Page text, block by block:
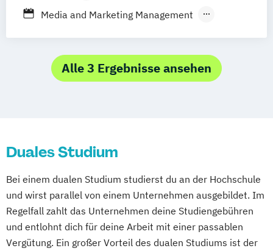
Berufsbegleitendes Präsenzstudium
Media and Marketing Management
Alle 3 Ergebnisse ansehen
Duales Studium
Bei einem dualen Studium studierst du an der Hochschule
und wirst parallel von einem Unternehmen ausgebildet. Im
Regelfall zahlt das Unternehmen deine Studiengebühren
und entlohnt dich für deine Arbeit mit einer passablen
Vergütung. Ein großer Vorteil des dualen Studiums ist der